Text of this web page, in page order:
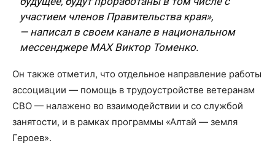
участием членов Правительства края»,
— написал в своем каналев национальном
мессенджере МАХВиктор Томенко.
Он также отметил, что отдельное направление работы
ассоциации — помощь в трудоустройстве ветеранам
СВО — налажено во взаимодействии и со службой
занятости, и в рамках программы «Алтай — земля
Героев».